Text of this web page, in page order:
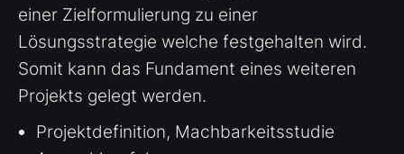
einer Zielformulierung zu einer
Lösungsstrategie welche festgehalten wird.
Somit kann das Fundament eines weiteren
Projekts gelegt werden.
Projektdefinition, Machbarkeitsstudie